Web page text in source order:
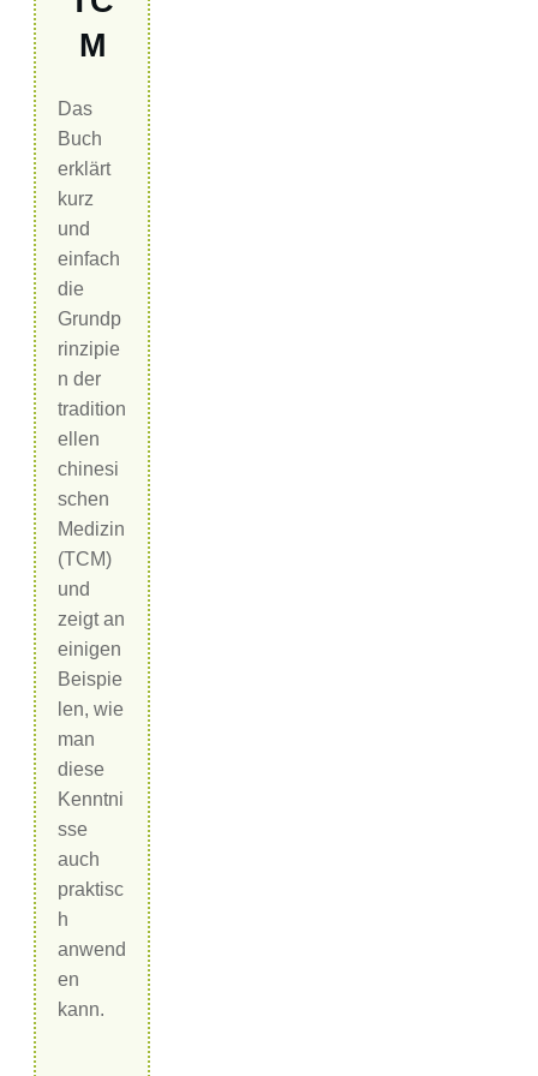
M
Das
Buch
erklärt
kurz
und
einfach
die
Grundp
rinzipie
n der
tradition
ellen
chinesi
schen
Medizin
(TCM)
und
zeigt an
einigen
Beispie
len, wie
man
diese
Kenntni
sse
auch
praktisc
h
anwend
en
kann.